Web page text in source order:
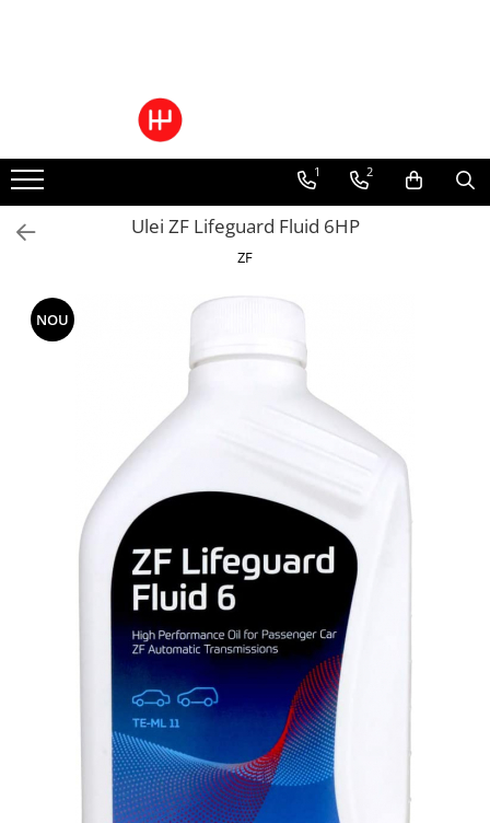
Ulei cutie automata
Filtre cutii automate
1 2
Ulei ZF Lifeguard Fluid 6HP
ZF
NOU